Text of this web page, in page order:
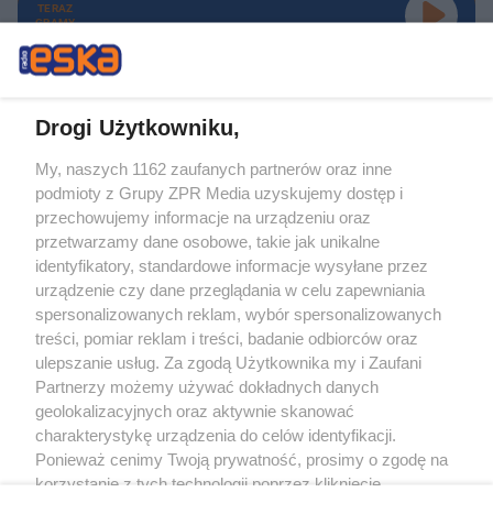
TERAZ
GRAMY
Żaden utwór zamieszczony w serwisie nie może być powielany i
rozpowszechniany lub dalej rozpowszechniany w jakikolwiek sposób (w
tym także elektroniczny lub mechaniczny) na jakimkolwiek polu
eksploatacji w jakiejkolwiek formie, włącznie z umieszczaniem w Internecie
bez pisemnej zgody właściciela praw. Jakiekolwiek użycie lub
wykorzystanie utworów w całości lub w części z naruszeniem prawa, tzn.
bez właściwej zgody, jest zabronione pod groźbą kary i może być ścigane
prawnie.
O nas
Drogi Użytkowniku,
My, naszych 1162 zaufanych partnerów oraz inne
podmioty z Grupy ZPR Media uzyskujemy dostęp i
przechowujemy informacje na urządzeniu oraz
przetwarzamy dane osobowe, takie jak unikalne
identyfikatory, standardowe informacje wysyłane przez
urządzenie czy dane przeglądania w celu zapewniania
spersonalizowanych reklam, wybór spersonalizowanych
treści, pomiar reklam i treści, badanie odbiorców oraz
ulepszanie usług. Za zgodą Użytkownika my i Zaufani
Partnerzy możemy używać dokładnych danych
geolokalizacyjnych oraz aktywnie skanować
charakterystykę urządzenia do celów identyfikacji.
Ponieważ cenimy Twoją prywatność, prosimy o zgodę na
korzystanie z tych technologii poprzez kliknięcie